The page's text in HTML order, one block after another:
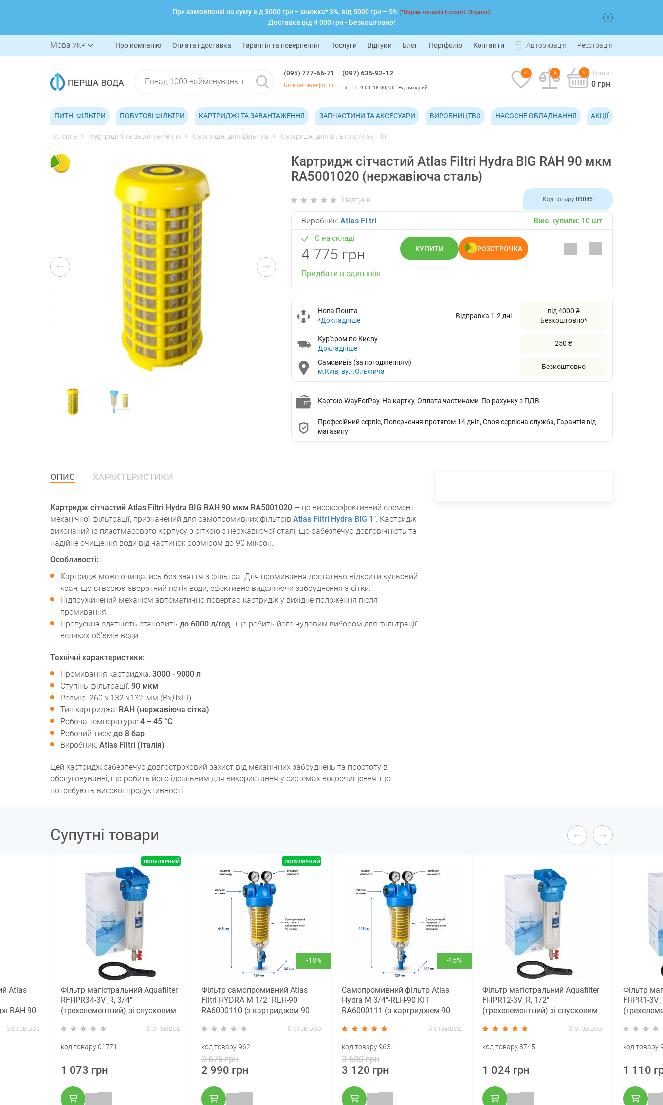
При замовленні на суму від 3000 грн – знижка* 3%, від 5000 грн – 5% (*Окрім товарів Ecosoft, Organic)
Доставка від 4 000 грн - Безкоштовно!
Мова УКР Про компанію Оплата і доставка Гарантія та повернення Послуги Відгуки Блог Портфоліо Контакти Авторизація Реєстрація
(095) 777-66-71
Більше телефонів
(097) 635-92-12
Пн - Пт: 9.00 -18.00; Сб - Нд: вихідний
0 0 0 Кошик
0 грн
ПИТНІ ФІЛЬТРИ ПОБУТОВІ ФІЛЬТРИ КАРТРИДЖІ ТА ЗАВАНТАЖЕННЯ ЗАПЧАСТИНИ ТА АКСЕСУАРИ ВИРОБНИЦТВО НАСОСНЕ ОБЛАДНАННЯ АКЦІЇ
Головна Картриджі та завантаження Картриджі для фільтрів Картриджі для фільтрів Atlas Filtri
Картридж сітчастий Atlas Filtri Hydra BIG RAH 90 мкм
RA5001020 (нержавіюча сталь)
0 відгуків Код товару 09045
Виробник: Atlas Filtri Вже купили: 10 шт
Є на складі
4 775 грн КУПИТИ РОЗСТРОЧКА
Придбати в один клік
Нова Пошта
*Докладніше
Відправка 1-2 дні
від 4000 ₴
Безкоштовно*
Кур'єром по Києву
Докладніше
250 ₴
Самовивіз (за погодженням)
м.Київ, вул.Ольжича
Безкоштовно
Картою-WayForPay, На картку, Оплата частинами, По рахунку з ПДВ
Професійний сервіс, Повернення протягом 14 днів, Своя сервісна служба, Гарантія від
магазину
ОПИС ХАРАКТЕРИСТИКИ
Картридж сітчастий Atlas Filtri Hydra BIG RAH 90 мкм RA5001020 — це високоефективний елемент
механічної фільтрації, призначений для самопромивних фільтрів Atlas Filtri Hydra BIG 1". Картридж
виконаний із пластмасового корпусу з сіткою з нержавіючої сталі, що забезпечує довговічність та
надійне очищення води від частинок розміром до 90 мікрон.
Особливості:
Картридж може очищатись без зняття з фільтра. Для промивання достатньо відкрити кульовий
кран, що створює зворотний потік води, ефективно видаляючи забруднення з сітки.
Підпружинений механізм автоматично повертає картридж у вихідне положення після
промивання.
Пропускна здатність становить до 6000 л/год , що робить його чудовим вибором для фільтрації
великих об'ємів води.
Технічні характеристики:
Промивання картриджа: 3000 - 9000 л
Ступінь фільтрації: 90 мкм
Розмір: 260 х 132 х132, мм (ВхДхШ)
Тип картриджа: RAH (нержавіюча сітка)
Робоча температура: 4 – 45 °С
Робочий тиск: до 8 бар
Виробник: Atlas Filtri (Італія)
Цей картридж забезпечує довгостроковий захист від механічних забруднень та простоту в
обслуговуванні, що робить його ідеальним для використання у системах водоочищення, що
потребують високої продуктивності.
Супутні товари
Atlas
RAH 90
5 отзывов
ПОПУЛЯРНИЙ
Фільтр магістральний Aquafilter
RFHPR34-3V_R, 3/4"
(трехелементний) зі спусковим
0 отзывов
код товару 01771
1 073 грн
-18%
ПОПУЛЯРНИЙ
Фільтр самопромивний Atlas
Filtri HYDRA M 1/2" RLH-90
RA6000110 (з картриджем 90
0 отзывов
код товару 962
3 675 грн
2 990 грн
-15%
Самопромивний фільтр Atlas
Hydra M 3/4"-RLH-90 KIT
RA6000111 (з картриджем 90
3 отзывов
код товару 963
3 680 грн
3 120 грн
Фільтр магістральний Aquafilter
FHPR12-3V_R, 1/2"
(трехелементний) зі спусковим
3 отзывов
код товару 8745
1 024 грн
Фільтр
FHPR1-
код товару
1 110